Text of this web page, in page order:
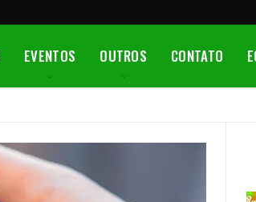
EVENTOS OUTROS CONTATO